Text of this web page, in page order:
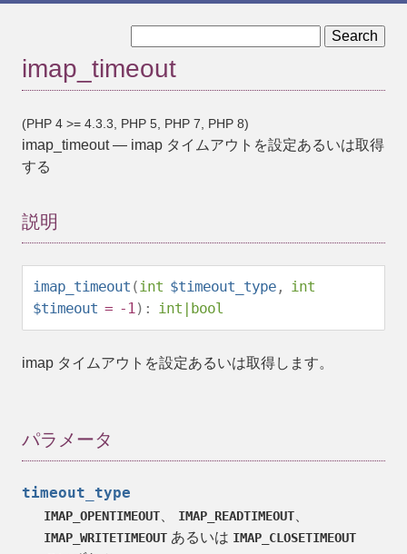
imap_timeout
(PHP 4 >= 4.3.3, PHP 5, PHP 7, PHP 8)
imap_timeout— imap タイムアウトを設定あるいは取得
する
説明
imap_timeout (int $timeout_type , int
$timeout = -1): int | bool
imap タイムアウトを設定あるいは取得します。
パラメータ
timeout_type
IMAP_OPENTIMEOUT IMAP_READTIMEOUT
IMAP_WRITETIMEOUT あるいは IMAP_CLOSETIMEOUT